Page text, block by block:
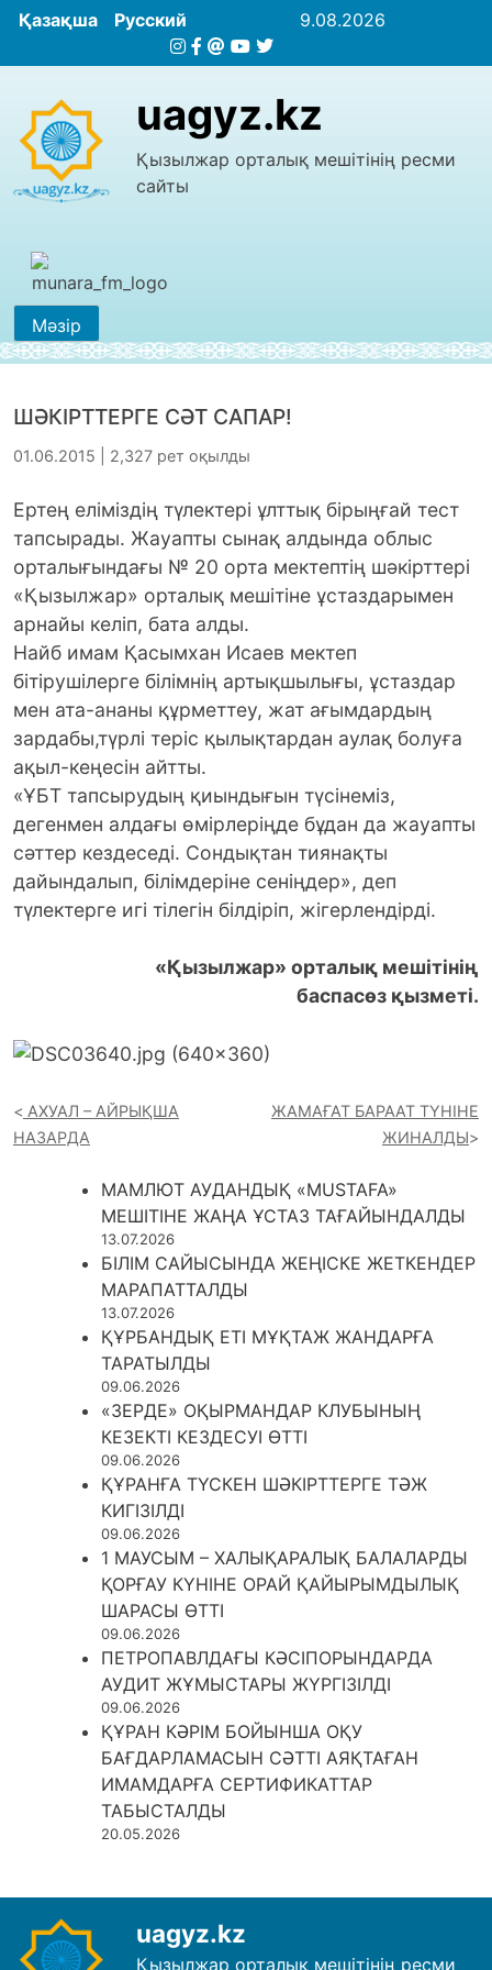
Қазақша Русский 9.08.2026
uagyz.kz
Қызылжар орталық мешітінің ресми
сайты
Мәзір
ШӘКІРТТЕРГЕ СӘТ САПАР!
01.06.2015 | 2,327 рет оқылды
Ертең еліміздің түлектері ұлттық бірыңғай тест
тапсырады. Жауапты сынақ алдында облыс
орталығындағы № 20 орта мектептің шәкірттері
«Қызылжар» орталық мешітіне ұстаздарымен
арнайы келіп, бата алды.
Найб имам Қасымхан Исаев мектеп
бітірушілерге білімнің артықшылығы, ұстаздар
мен ата-ананы құрметтеу, жат ағымдардың
зардабы,түрлі теріс қылықтардан аулақ болуға
ақыл-кеңесін айтты.
«ҰБТ тапсырудың қиындығын түсінеміз,
дегенмен алдағы өмірлеріңде бұдан да жауапты
сәттер кездеседі. Сондықтан тиянақты
дайындалып, білімдеріне сеніңдер», деп
түлектерге игі тілегін білдіріп, жігерлендірді.
«Қызылжар» орталық мешітінің
баспасөз қызметі.
АХУАЛ – АЙРЫҚША
НАЗАРДА
ЖАМАҒАТ БАРААТ ТҮНІНЕ
ЖИНАЛДЫ
МАМЛЮТ АУДАНДЫҚ «MUSTAFA»
МЕШІТІНЕ ЖАҢА ҰСТАЗ ТАҒАЙЫНДАЛДЫ
13.07.2026
БІЛІМ САЙЫСЫНДА ЖЕҢІСКЕ ЖЕТКЕНДЕР
МАРАПАТТАЛДЫ
13.07.2026
ҚҰРБАНДЫҚ ЕТІ МҰҚТАЖ ЖАНДАРҒА
ТАРАТЫЛДЫ
09.06.2026
«ЗЕРДЕ» ОҚЫРМАНДАР КЛУБЫНЫҢ
КЕЗЕКТІ КЕЗДЕСУІ ӨТТІ
09.06.2026
ҚҰРАНҒА ТҮСКЕН ШӘКІРТТЕРГЕ ТӘЖ
КИГІЗІЛДІ
09.06.2026
1 МАУСЫМ – ХАЛЫҚАРАЛЫҚ БАЛАЛАРДЫ
ҚОРҒАУ КҮНІНЕ ОРАЙ ҚАЙЫРЫМДЫЛЫҚ
ШАРАСЫ ӨТТІ
09.06.2026
ПЕТРОПАВЛДАҒЫ КӘСІПОРЫНДАРДА
АУДИТ ЖҰМЫСТАРЫ ЖҮРГІЗІЛДІ
09.06.2026
ҚҰРАН КӘРІМ БОЙЫНША ОҚУ
БАҒДАРЛАМАСЫН СӘТТІ АЯҚТАҒАН
ИМАМДАРҒА СЕРТИФИКАТТАР
ТАБЫСТАЛДЫ
20.05.2026
uagyz.kz
Қызылжар орталық мешітінің ресми